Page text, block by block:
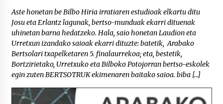
Aste honetan be Bilbo Hiria irratiaren estudioak elkartu ditu
Josu eta Erlantz lagunak, bertso-munduak ekarri dituenak
uhinetan barna hedatzeko. Hala, saio honetan Laudion eta
Urretxun izandako saioak ekarri dituzte: batetik, Arabako
Bertsolari txapelketaren 5. finalaurrekoa; eta, bestetik,
Bortzirietako, Urretxuko eta Bilboko Potojorran bertso-eskolek
egin zuten BERTSOTRUK ekimenaren baitako saioa. biba […]